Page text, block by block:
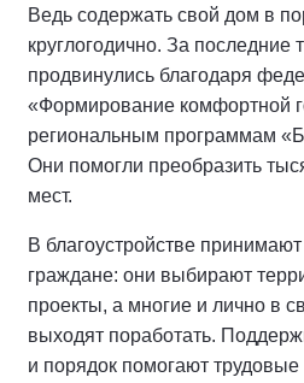
Ведь содержать свой дом в
круглогодично. За последние
продвинулись благодаря
«Формирование комфортной
региональным программам
Они помогли преобразить
мест.
В благоустройстве
граждане: они выбирают
проекты, а многие и лично в
выходят поработать.
и порядок помогают трудовые